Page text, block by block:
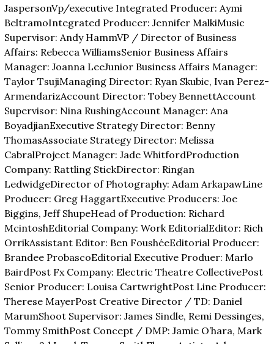
JaspersonVp/executive Integrated Producer: Aymi
BeltramoIntegrated Producer: Jennifer MalkiMusic
Supervisor: Andy HammVP / Director of Business
Affairs: Rebecca WilliamsSenior Business Affairs
Manager: Joanna LeeJunior Business Affairs Manager:
Taylor TsujiManaging Director: Ryan Skubic, Ivan Perez-
ArmendarizAccount Director: Tobey BennettAccount
Supervisor: Nina RushingAccount Manager: Ana
BoyadjianExecutive Strategy Director: Benny
ThomasAssociate Strategy Director: Melissa
CabralProject Manager: Jade WhitfordProduction
Company: Rattling StickDirector: Ringan
LedwidgeDirector of Photography: Adam ArkapawLine
Producer: Greg HaggartExecutive Producers: Joe
Biggins, Jeff ShupeHead of Production: Richard
McintoshEditorial Company: Work EditorialEditor: Rich
OrrikAssistant Editor: Ben FoushéeEditorial Producer:
Brandee ProbascoEditorial Executive Produer: Marlo
BairdPost Fx Company: Electric Theatre CollectivePost
Senior Producer: Louisa CartwrightPost Line Producer:
Therese MayerPost Creative Director / TD: Daniel
MarumShoot Supervisor: James Sindle, Remi Dessinges,
Tommy SmithPost Concept / DMP: Jamie O’hara, Mark